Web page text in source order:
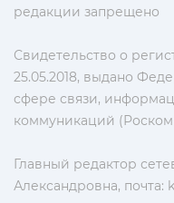
редакции запрещено
Свидетельство о
25.05.2018, выдано
сфере связи,
коммуникаций
Главный редактор
Александровна, почта: